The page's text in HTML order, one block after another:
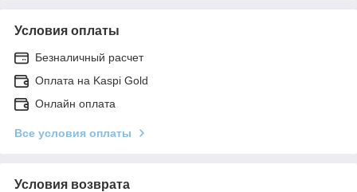
Условия оплаты
Безналичный расчет
Оплата на Kaspi Gold
Онлайн оплата
Все условия оплаты
Условия возврата